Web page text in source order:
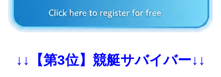
↓↓【第3位】競艇サバイバー↓↓